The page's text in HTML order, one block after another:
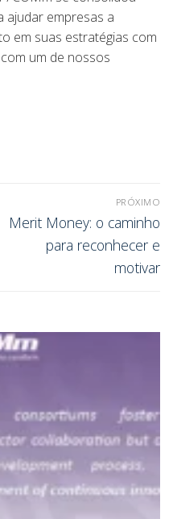
ajudar empresas a
em suas estratégias com
um de nossos
PRÓXIMO
Merit Money: o caminho
para reconhecer e
motivar